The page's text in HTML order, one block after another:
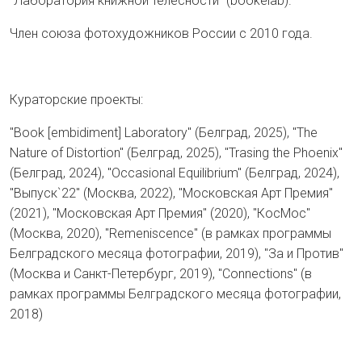
Член союза фотохудожников России с 2010 года.
Кураторские проекты:
"Book [embidiment] Laboratory" (Белград, 2025), "The
Nature of Distortion" (Белград, 2025), "Trasing the Phoenix"
(Белград, 2024), "Occasional Equilibrium" (Белград, 2024),
"Выпуск`22" (Москва, 2022), "Московская Арт Премия"
(2021), "Московская Арт Премия" (2020), "КосМос"
(Москва, 2020), "Remeniscence" (в рамках программы
Белградского месяца фотографии, 2019), "За и Против"
(Москва и Санкт-Петербург, 2019), "Connections" (в
рамках программы Белградского месяца фотографии,
2018)